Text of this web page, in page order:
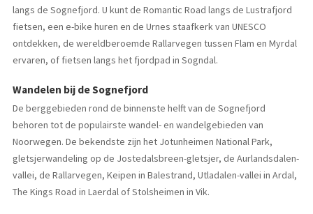
langs de Sognefjord. U kunt de Romantic Road langs de Lustrafjord
fietsen, een e-bike huren en de Urnes staafkerk van UNESCO
ontdekken, de wereldberoemde Rallarvegen tussen Flam en Myrdal
ervaren, of fietsen langs het fjordpad in Sogndal.
Wandelen bij de Sognefjord
De berggebieden rond de binnenste helft van de Sognefjord
behoren tot de populairste wandel- en wandelgebieden van
Noorwegen. De bekendste zijn het Jotunheimen National Park,
gletsjerwandeling op de Jostedalsbreen-gletsjer, de Aurlandsdalen-
vallei, de Rallarvegen, Keipen in Balestrand, Utladalen-vallei in Ardal,
The Kings Road in Laerdal of Stolsheimen in Vik.